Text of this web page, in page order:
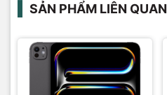
SẢN PHẨM LIÊN QUAN